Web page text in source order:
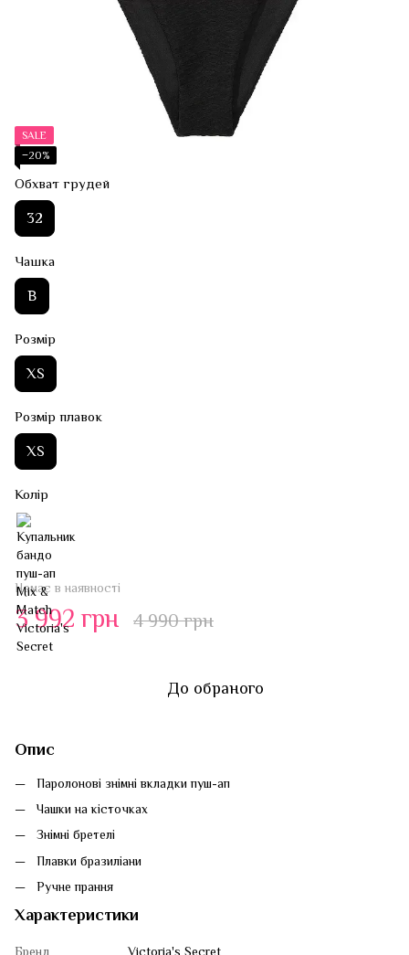
SALE
−20%
Обхват грудей
32
Чашка
B
Розмір
XS
Розмір плавок
XS
Колір
Немає в наявності
3 992 грн 4 990 грн
До обраного
Опис
Паролонові знімні вкладки пуш-ап
Чашки на кісточках
Знімні бретелі
Плавки бразиліани
Ручне прання
Характеристики
Бренд
Victoria's Secret